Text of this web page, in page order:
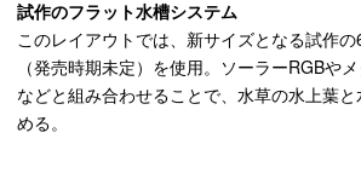
試作のフラット水槽システム
このレイアウトでは、新サイズとなる試作
（発売時期未定）を使用。ソーラーRGBや
などと組み合わせることで、水草の水上葉
める。